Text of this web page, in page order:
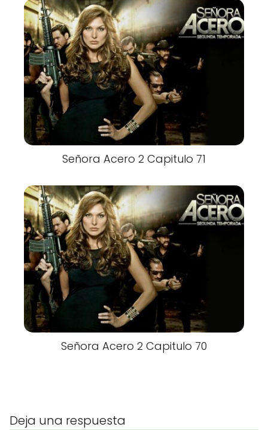
Señora Acero 2 Capitulo 71
Señora Acero 2 Capitulo 70
Deja una respuesta